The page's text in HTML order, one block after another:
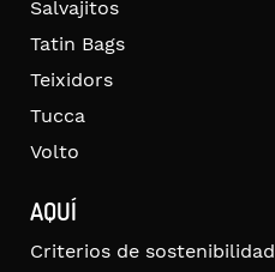
Salvajitos
Tatin Bags
Teixidors
Tucca
Volto
AQUÍ
Criterios de sostenibilidad